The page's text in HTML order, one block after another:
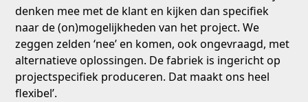
denken mee met de klant en kijken dan specifiek
naar de (on)mogelijkheden van het project. We
zeggen zelden ‘nee’ en komen, ook ongevraagd, met
alternatieve oplossingen. De fabriek is ingericht op
projectspecifiek produceren. Dat maakt ons heel
flexibel’.